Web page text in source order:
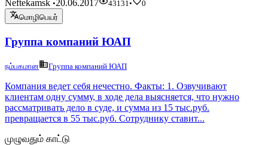
Neftekamsk •20.06.2017 43131 •
0
மொழிபெயர்
Группа компаний ЮАП
நம்பகமான Группа компаний ЮАП
Компания ведет себя нечестно. Факты: 1. Озвучивают
клиентам одну сумму, в ходе дела выясняется, что нужно
рассматривать дело в суде, и сумма из 15 тыс.руб.
превращается в 55 тыс.руб. Сотруднику ставит...
முழுவதும் காட்டு